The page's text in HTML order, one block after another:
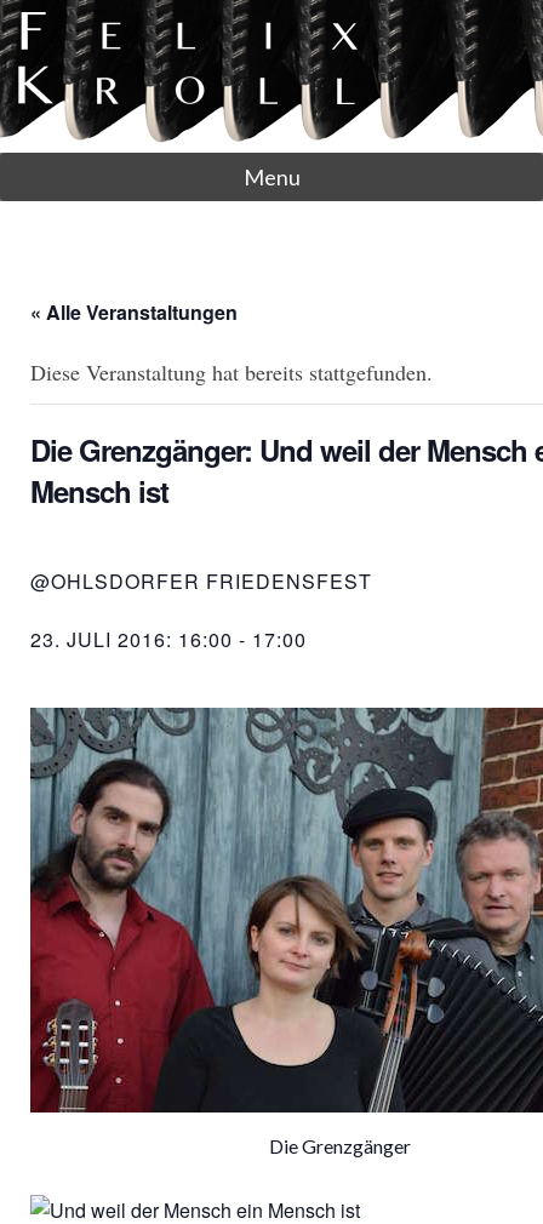
Menu
« Alle Veranstaltungen
Diese Veranstaltung hat bereits stattgefunden.
Die Grenzgänger: Und weil der Mensch
Mensch ist
@OHLSDORFER FRIEDENSFEST
23. JULI 2016: 16:00 - 17:00
Die Grenzgänger